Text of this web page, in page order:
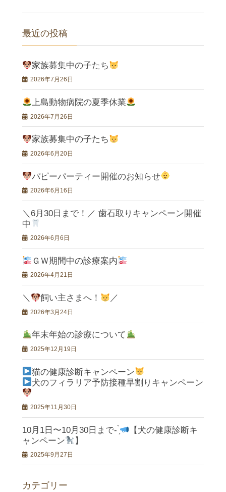
最近の投稿
家族募集中の子たち
2026年7月26日
上島動物病院の夏季休業
2026年7月26日
家族募集中の子たち
2026年6月20日
パピーパーティー開催のお知らせ
2026年6月16日
＼6月30日まで！／ 歯石取りキャンペーン開催
中
2026年6月6日
ＧＷ期間中の診療案内
2026年4月21日
＼ 飼い主さまへ！ ／
2026年3月24日
年末年始の診療について
2025年12月19日
猫の健康診断キャンペーン
犬のフィラリア予防接種早割りキャンペーン
2025年11月30日
10月1日〜10月30日まで- ̗̀
【犬の健康診断キ
ャンペーン
】
2025年9月27日
カテゴリー